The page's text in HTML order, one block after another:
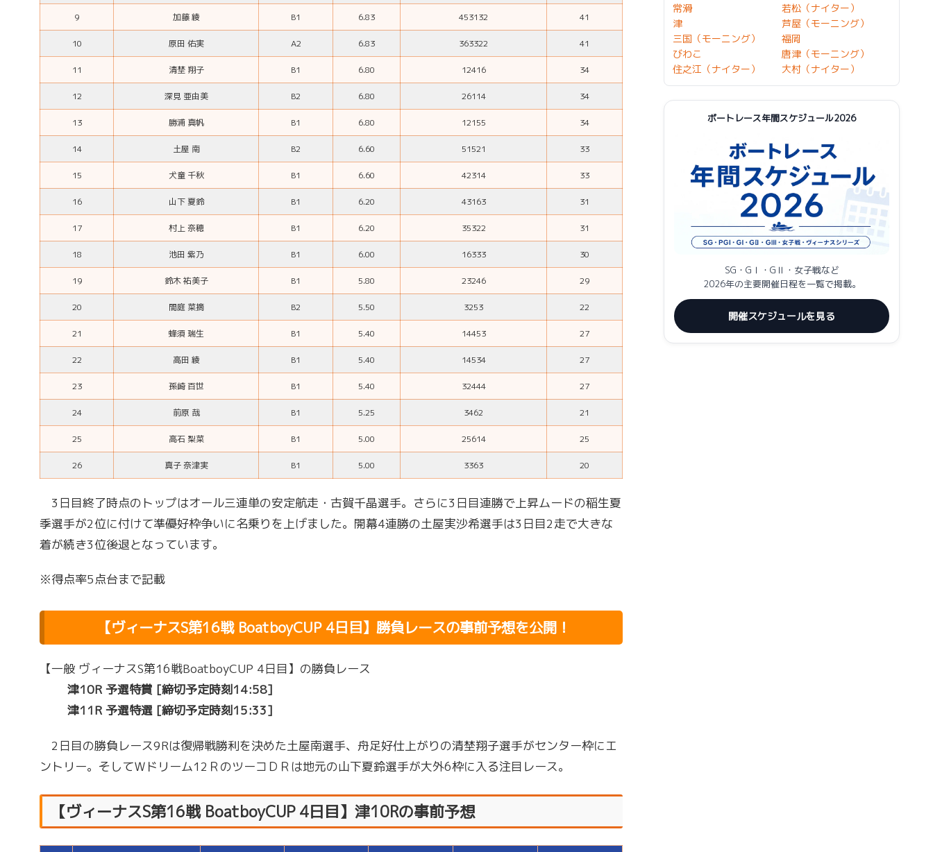
9 加藤 綾 B1 6.83 453132 41
10 原田 佑実 A2 6.83 363322 41
11 清埜 翔子 B1 6.80 12416 34
12 深見 亜由美 B2 6.80 26114 34
13 勝浦 真帆 B1 6.80 12155 34
14 土屋 南 B2 6.60 51521 33
15 犬童 千秋 B1 6.60 42314 33
16 山下 夏鈴 B1 6.20 43163 31
17 村上 奈穂 B1 6.20 35322 31
18 池田 紫乃 B1 6.00 16333 30
19 鈴木 祐美子 B1 5.80 23246 29
20 間庭 菜摘 B2 5.50 3253 22
21 蜂須 瑞生 B1 5.40 14453 27
22 高田 綾 B1 5.40 14534 27
23 孫崎 百世 B1 5.40 32444 27
24 前原 哉 B1 5.25 3462 21
25 高石 梨菜 B1 5.00 25614 25
26 真子 奈津実 B1 5.00 3363 20
3日目終了時点のトップはオール三連単の安定航走・古賀千晶選手。さらに3日目連勝で上昇ムードの稲生夏
季選手が2位に付けて準優好枠争いに名乗りを上げました。開幕4連勝の土屋実沙希選手は3日目2走で大きな
着が続き3位後退となっています。
※得点率5点台まで記載
【ヴィーナスS第16戦 BoatboyCUP 4日目】勝負レースの事前予想を公開！
【一般 ヴィーナスS第16戦BoatboyCUP 4日目】の勝負レース
津10R 予選特賞 [締切予定時刻14:58]
津11R 予選特選 [締切予定時刻15:33]
2日目の勝負レース9Rは復帰戦勝利を決めた土屋南選手、舟足好仕上がりの清埜翔子選手がセンター枠にエ
ントリー。そしてＷドリーム12ＲのツーコＤＲは地元の山下夏鈴選手が大外6枠に入る注目レース。
【ヴィーナスS第16戦 BoatboyCUP 4日目】津10Rの事前予想
常滑
津
三国（モーニング）
びわこ
住之江（ナイター）
若松（ナイター）
芦屋（モーニング）
福岡
唐津（モーニング）
大村（ナイター）
ボートレース年間スケジュール2026
SG・GⅠ・GⅡ・女子戦など
2026年の主要開催日程を一覧で掲載。
開催スケジュールを見る